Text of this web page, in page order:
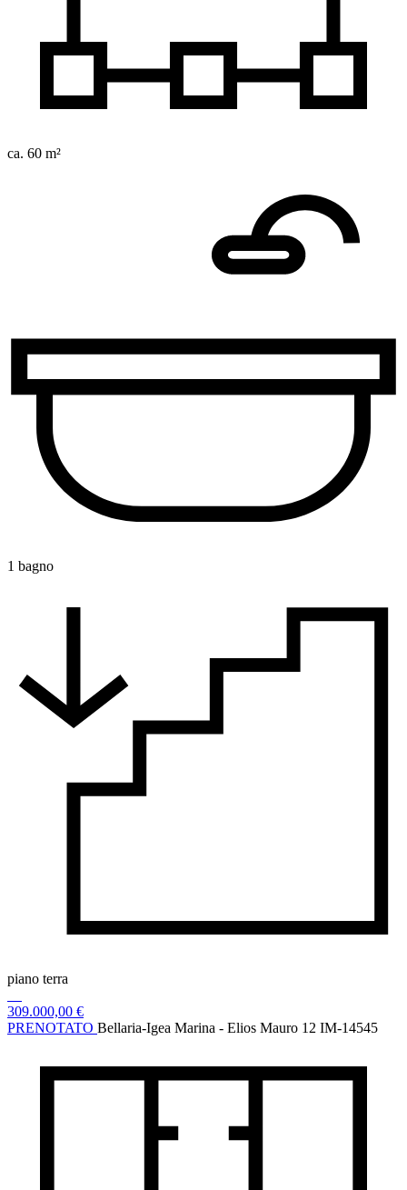
ca. 60 m²
1 bagno
piano terra
309.000,00 €
PRENOTATO Bellaria-Igea Marina - Elios Mauro 12 IM-14545